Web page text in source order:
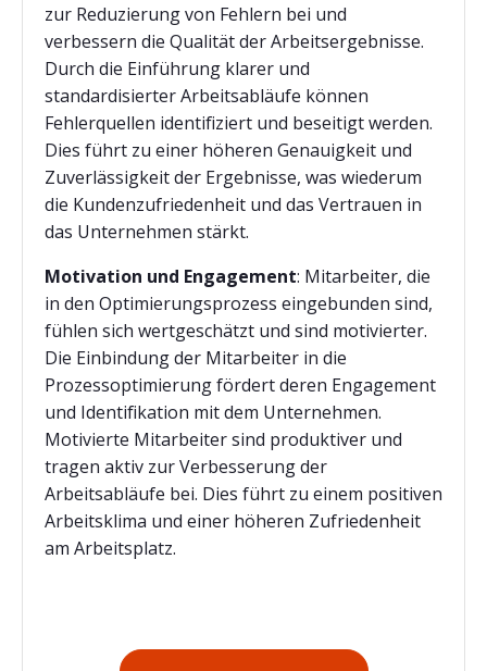
zur Reduzierung von Fehlern bei und
verbessern die Qualität der Arbeitsergebnisse.
Durch die Einführung klarer und
standardisierter Arbeitsabläufe können
Fehlerquellen identifiziert und beseitigt werden.
Dies führt zu einer höheren Genauigkeit und
Zuverlässigkeit der Ergebnisse, was wiederum
die Kundenzufriedenheit und das Vertrauen in
das Unternehmen stärkt.
Motivation und Engagement: Mitarbeiter, die
in den Optimierungsprozess eingebunden sind,
fühlen sich wertgeschätzt und sind motivierter.
Die Einbindung der Mitarbeiter in die
Prozessoptimierung fördert deren Engagement
und Identifikation mit dem Unternehmen.
Motivierte Mitarbeiter sind produktiver und
tragen aktiv zur Verbesserung der
Arbeitsabläufe bei. Dies führt zu einem positiven
Arbeitsklima und einer höheren Zufriedenheit
am Arbeitsplatz.